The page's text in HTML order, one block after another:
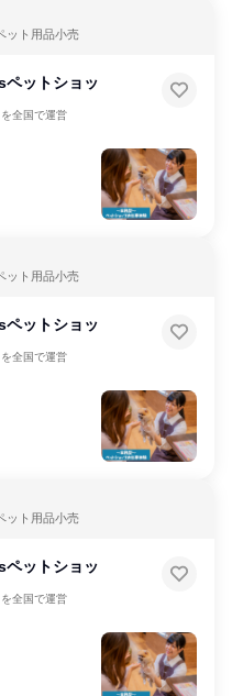
ット用品小売
ペットショッ
全国で運営
ット用品小売
ペットショッ
全国で運営
ット用品小売
ペットショッ
全国で運営